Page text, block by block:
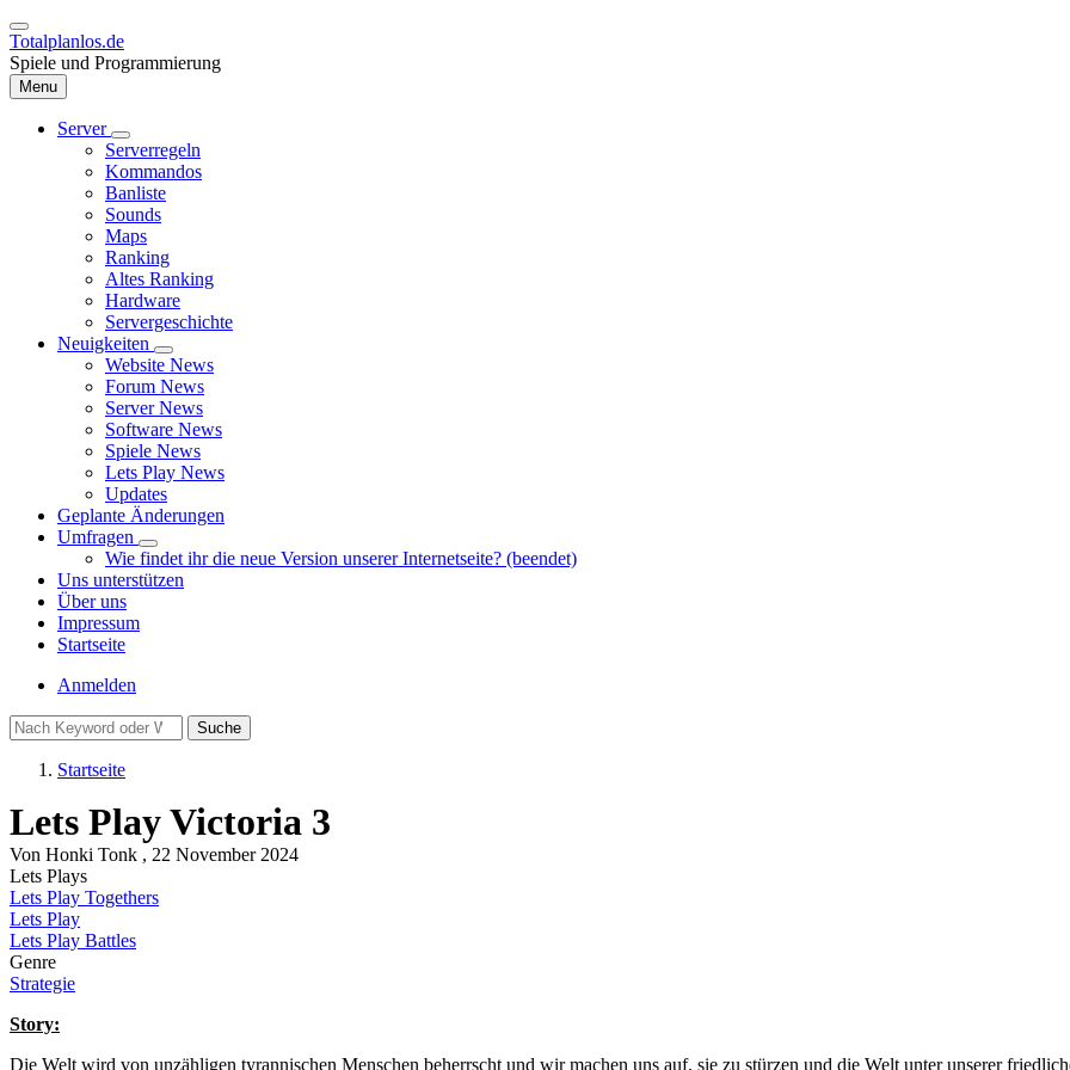
Direkt
zum
Inhalt
Totalplanlos.de
Spiele und Programmierung
Menu
Hauptnavigation
Server
Unternavigation
von
Server
Serverregeln
Kommandos
Banliste
Sounds
Maps
Ranking
Altes Ranking
Hardware
Servergeschichte
Neuigkeiten
Unternavigation
von
Neuigkeiten
Website News
Forum News
Server News
Software News
Spiele News
Lets Play News
Updates
Geplante Änderungen
Umfragen
Unternavigation
von
Umfragen
Wie findet ihr die neue Version unserer Internetseite? (beendet)
Uns unterstützen
Über uns
Impressum
Startseite
Benutzermenü
Anmelden
Suche
Startseite
Lets Play Victoria 3
Von Honki Tonk , 22 November 2024
Lets Plays
Lets Play Togethers
Lets Play
Lets Play Battles
Genre
Strategie
Story:
Die Welt wird von unzähligen tyrannischen Menschen beherrscht und wir machen uns auf, sie zu stürzen und die Welt unter unserer